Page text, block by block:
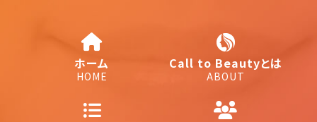
ホーム
HOME
Call to Beautyとは
ABOUT